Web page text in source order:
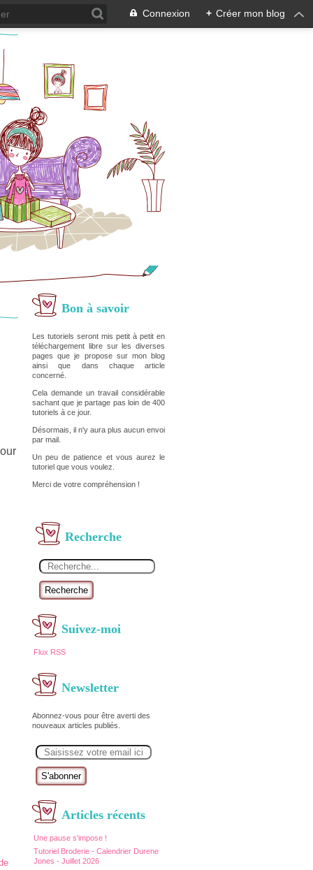
Connexion + Créer mon blog
Bon à savoir
Les tutoriels seront mis petit à petit en
téléchargement libre sur les diverses
pages que je propose sur mon blog
ainsi que dans chaque article
concerné.
Cela demande un travail considérable
sachant que je partage pas loin de 400
tutoriels à ce jour.
Désormais, il n'y aura plus aucun envoi
par mail.
Un peu de patience et vous aurez le
tutoriel que vous voulez.
Merci de votre compréhension !
Recherche
Recherche
Suivez-moi
Flux RSS
Newsletter
Abonnez-vous pour être averti des
nouveaux articles publiés.
m
Articles récents
Une pause s'impose !
Tutoriel Broderie - Calendrier Durene
Jones - Juillet 2026